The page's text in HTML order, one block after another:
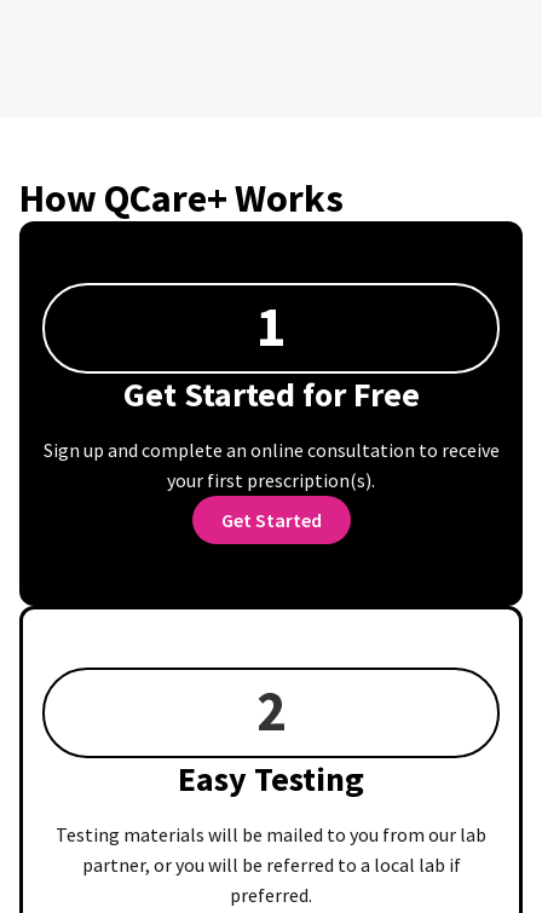
How QCare+ Works
1
Get Started for Free
Sign up and complete an online consultation to receive
your first prescription(s).
Get Started
2
Easy Testing
Testing materials will be mailed to you from our lab
partner, or you will be referred to a local lab if
preferred.